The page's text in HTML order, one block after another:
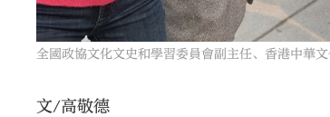
全國政協文化文史和學習委員會副主任、香港中華
文/高敬德